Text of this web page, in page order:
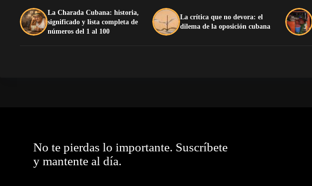
La Charada Cubana: historia,
significado y lista completa de
números del 1 al 100
La crítica que no devora: el
dilema de la oposición cubana
No te pierdas lo importante. Suscríbete
y mantente al día.